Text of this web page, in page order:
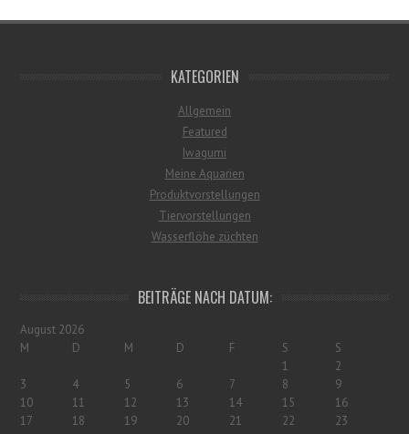
KATEGORIEN
Allgemein
Featured
Iwagumi
Meine Aquarien
Produktvorstellungen
Tiervorstellungen
Wasserflöhe züchten
BEITRÄGE NACH DATUM:
August 2026
M
D M D F S
S
1
2
3
4 5 6 7 8
9
10
11 12 13 14 15
16
17
18 19 20 21 22
23